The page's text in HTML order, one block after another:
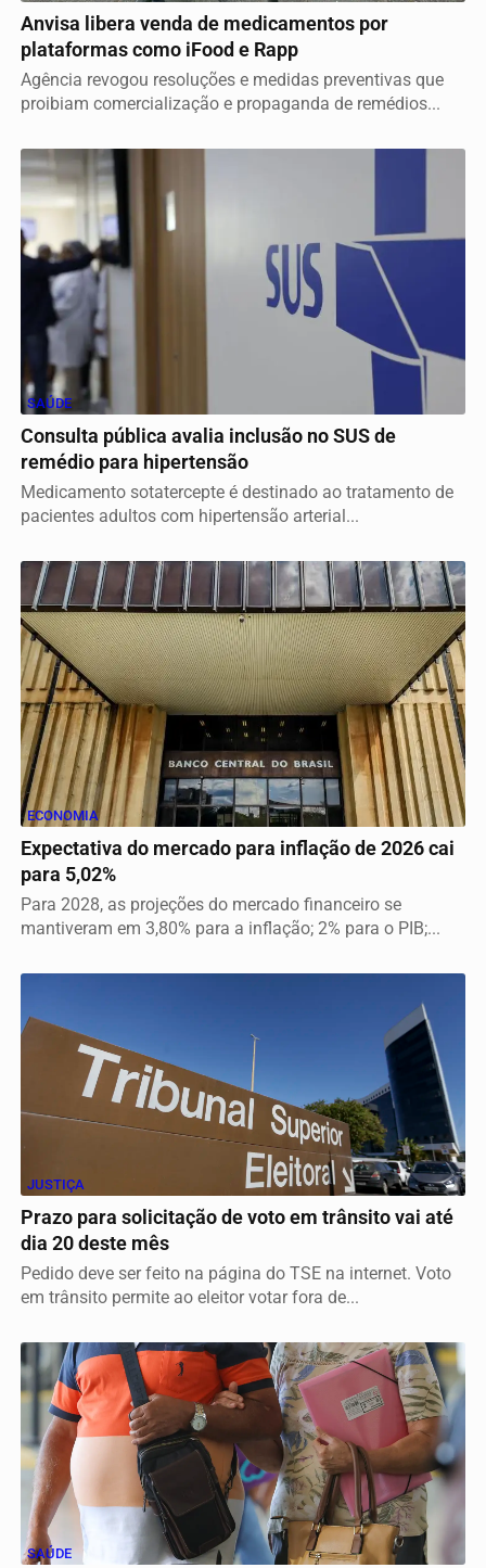
Anvisa libera venda de medicamentos por
plataformas como iFood e Rapp
Agência revogou resoluções e medidas preventivas que
proibiam comercialização e propaganda de remédios...
SAÚDE
Consulta pública avalia inclusão no SUS de
remédio para hipertensão
Medicamento sotatercepte é destinado ao tratamento de
pacientes adultos com hipertensão arterial...
ECONOMIA
Expectativa do mercado para inflação de 2026 cai
para 5,02%
Para 2028, as projeções do mercado financeiro se
mantiveram em 3,80% para a inflação; 2% para o PIB;...
JUSTIÇA
Prazo para solicitação de voto em trânsito vai até
dia 20 deste mês
Pedido deve ser feito na página do TSE na internet. Voto
em trânsito permite ao eleitor votar fora de...
SAÚDE